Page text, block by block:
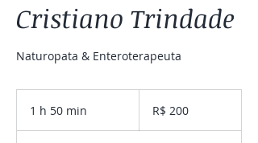
Cristiano Trindade
Naturopata & Enteroterapeuta
1 h 50 min
brasileiros
R$ 200